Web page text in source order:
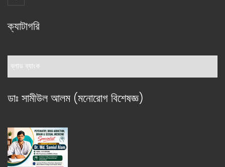
ক্যাটাগরি
ক্যাটাগরি
ডাঃ সামীউল আলম (মনোরোগ বিশেষজ্ঞ)